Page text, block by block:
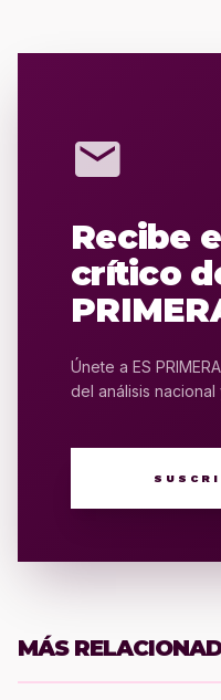
mail
Recibe
crítico
Únete a ES
del análisis nacional
MÁS